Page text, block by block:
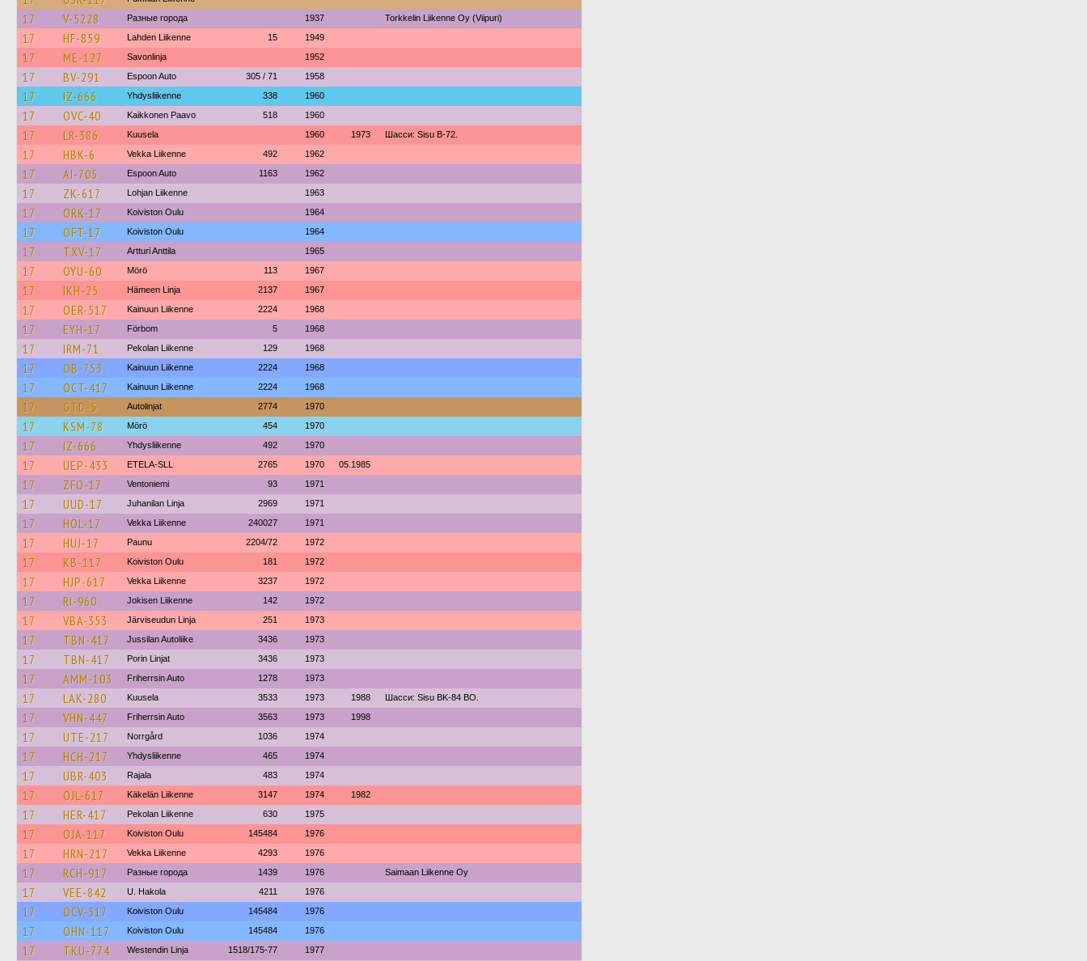
17 V-5228 Разные города 1937 Torkkelin Liikenne Oy (Viipuri)
17 HF-859 Lahden Liikenne 15 1949
17 ME-127 Savonlinja 1952
17 BV-291 Espoon Auto 305 / 71 1958
17 IZ-666 Yhdysliikenne 338 1960
17 OVC-40 Kaikkonen Paavo 518 1960
17 LR-386 Kuusela 1960 1973 Шасси: Sisu B-72.
17 HBK-6 Vekka Liikenne 492 1962
17 AI-705 Espoon Auto 1163 1962
17 ZK-617 Lohjan Liikenne 1963
17 ORK-17 Koiviston Oulu 1964
17 OFT-17 Koiviston Oulu 1964
17 TXV-17 Artturi Anttila 1965
17 OYU-60 Mörö 113 1967
17 IKH-25 Hämeen Linja 2137 1967
17 OER-517 Kainuun Liikenne 2224 1968
17 EYH-17 Förbom 5 1968
17 IRM-71 Pekolan Liikenne 129 1968
17 OB-753 Kainuun Liikenne 2224 1968
17 OCT-417 Kainuun Liikenne 2224 1968
17 GTD-5 Autolinjat 2774 1970
17 KSM-78 Mörö 454 1970
17 IZ-666 Yhdysliikenne 492 1970
17 UEP-433 ETELA-SLL 2765 1970 05.1985
17 ZFO-17 Ventoniemi 93 1971
17 UUD-17 Juhanilan Linja 2969 1971
17 HOL-17 Vekka Liikenne 240027 1971
17 HUJ-17 Paunu 2204/72 1972
17 KB-117 Koiviston Oulu 181 1972
17 HJP-617 Vekka Liikenne 3237 1972
17 RI-960 Jokisen Liikenne 142 1972
17 VBA-353 Järviseudun Linja 251 1973
17 TBN-417 Jussilan Autoliike 3436 1973
17 TBN-417 Porin Linjat 3436 1973
17 AMM-103 Friherrsin Auto 1278 1973
17 LAK-280 Kuusela 3533 1973 1988 Шасси: Sisu BK-84 BO.
17 VHN-447 Friherrsin Auto 3563 1973 1998
17 UTE-217 Norrgård 1036 1974
17 HCH-217 Yhdysliikenne 465 1974
17 UBR-403 Rajala 483 1974
17 OJL-617 Käkelän Liikenne 3147 1974 1982
17 HER-417 Pekolan Liikenne 630 1975
17 OJA-117 Koiviston Oulu 145484 1976
17 HRN-217 Vekka Liikenne 4293 1976
17 RCH-917 Разные города 1439 1976 Saimaan Liikenne Oy
17 VEE-842 U. Hakola 4211 1976
17 OCV-317 Koiviston Oulu 145484 1976
17 OHN-117 Koiviston Oulu 145484 1976
17 TKU-774 Westendin Linja 1518/175-77 1977